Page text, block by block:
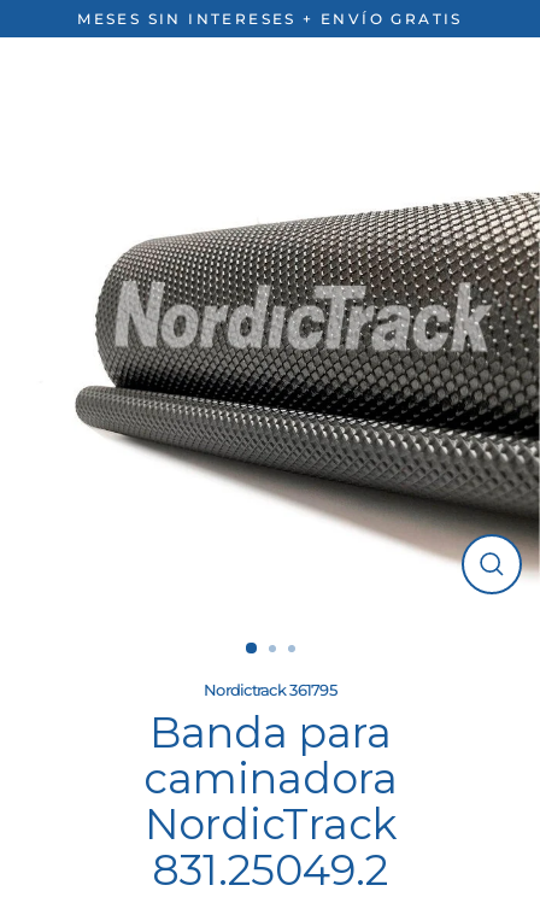
directamente
MESES SIN INTERESES + ENVÍO GRATIS
Cerrar
Nordictrack 361795
Banda para
caminadora
NordicTrack
831.25049.2